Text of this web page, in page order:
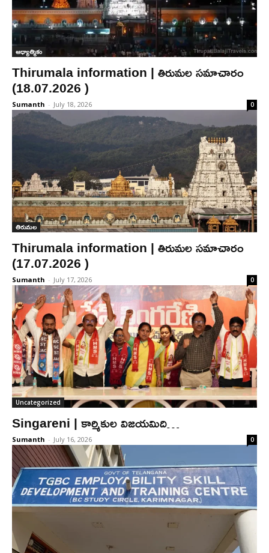
ఆధ్యాత్మికం
Thirumala information | తిరుమల సమాచారం
(18.07.2026 )
Sumanth - July 18, 2026 0
తిరుమల
Thirumala information | తిరుమల సమాచారం
(17.07.2026 )
Sumanth - July 17, 2026 0
Uncategorized
Singareni | కార్మికుల విజయమిది…
Sumanth - July 16, 2026 0